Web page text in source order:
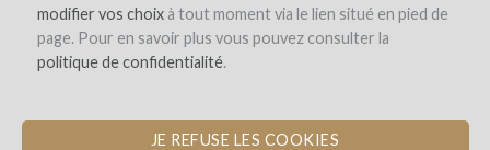
modifier vos choixà tout moment via le lien situé en pied de
page. Pour en savoir plus vous pouvez consulter la
politique de confidentialité.
JE REFUSE LES COOKIES
CONVERSION TO BIODYNAMIC
AGRICULTURE & INSTALLATION OF A
WIND TURBINE